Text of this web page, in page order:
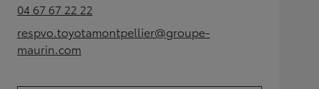
04 67 67 22 22(Opens in new tab)
respvo.toyotamontpellier@groupe-
maurin.com